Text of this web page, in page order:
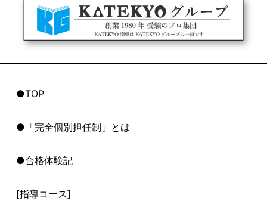
●TOP
●「完全個別担任制」とは
●合格体験記
[指導コース]